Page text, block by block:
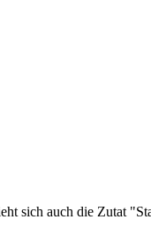
sich auch die Zutat